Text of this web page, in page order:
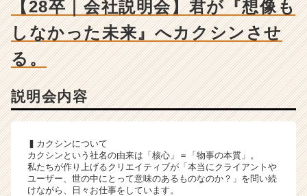
ら
ス
カ
サ
イ
ト
【28卒｜会社説明会】君が『想像も
しなかった未来』へカクシンさせ
る。
説明会内容
▍カクシンについて
カクシンという社名の由来は「核心」＝「物事の本質」。
私たちが作り上げるクリエイティブが「本当にクライアントや
ユーザー、世の中にとって意味のあるものなのか？」を問い続
けながら、日々お仕事をしています。